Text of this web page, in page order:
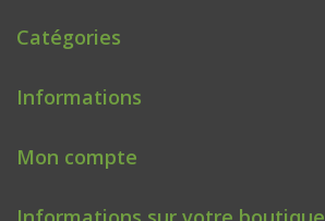
Catégories
Informations
Mon compte